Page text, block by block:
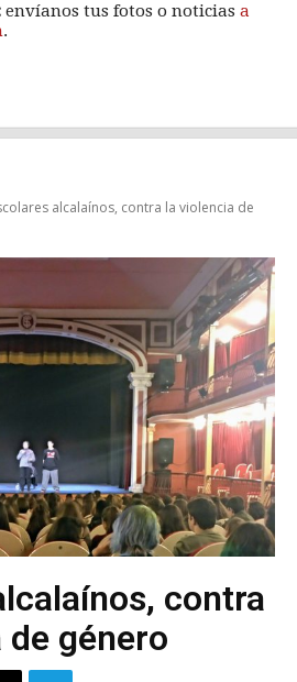
envíanos tus fotos o noticias a
.